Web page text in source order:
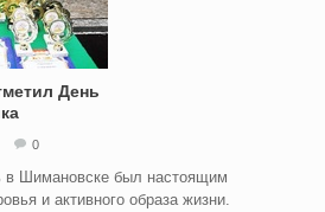
День
0
в Шимановске был настоящим
и активного образа жизни.